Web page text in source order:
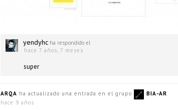
yendyhc ha respondido el
hace 7 años, 7 meses
super
ARQA ha actualizado una entrada en el grupo
BIA-AR
hace 9 años